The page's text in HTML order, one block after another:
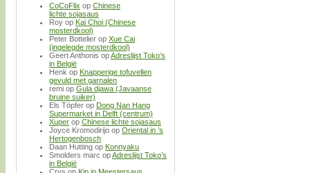
CoCoFlix op Chinese
lichte sojasaus
Roy op Kai Choi (Chinese
mosterdkool)
Peter Bottelier op Xue Cai
(ingelegde mosterdkool)
Geert Anthonis opAdreslijst Toko’s
in België
Henk op Knapperige tofuvellen
gevuld met garnalen
remi op Gula djawa (Javaanse
bruine suiker)
Els Töpfer op Dong Nan Hang
Supermarket in Delft (centrum)
Xuper op Chinese lichte sojasaus
Joyce Kromodirijo op Oriental in ’s
Hertogenbosch
Daan Hutting op Konnyaku
Smolders marc opAdreslijst Toko’s
in België